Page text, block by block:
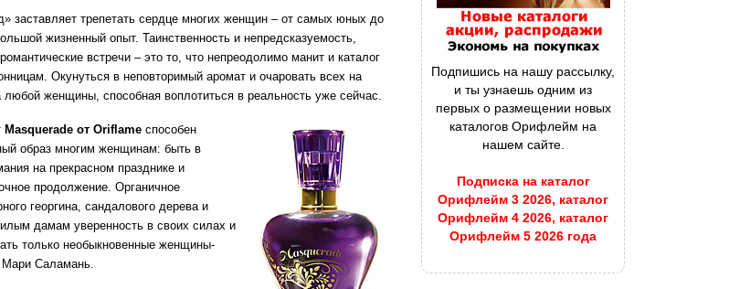
заставляет трепетать сердце многих женщин – от самых юных до
жизненный опыт. Таинственность и непредсказуемость,
встречи – это то, что непреодолимо манит и каталог
Окунуться в неповторимый аромат и очаровать всех на
любой женщины, способная воплотиться в реальность уже сейчас.
Masquerade от Oriflame способен
образ многим женщинам: быть в
на прекрасном празднике и
продолжение. Органичное
георгина, сандалового дерева и
дамам уверенность в своих силах и
только необыкновенные женщины-
Саламань.
Подпишись на нашу рассылку,
и ты узнаешь одним из
первых о размещении новых
каталогов Орифлейм на
нашем сайте.
Подписка на каталог
Орифлейм 3 2026, каталог
Орифлейм 4 2026, каталог
Орифлейм 5 2026 года